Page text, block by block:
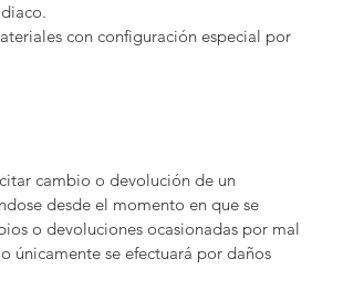
con configuración especial por
cambio o devolución de un
desde el momento en que se
o devoluciones ocasionadas por mal
únicamente se efectuará por daños